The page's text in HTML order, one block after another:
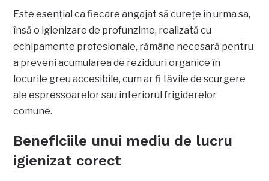
Este esențial ca fiecare angajat să curețe în urma sa,
însă o igienizare de profunzime, realizată cu
echipamente profesionale, rămâne necesară pentru
a preveni acumularea de reziduuri organice în
locurile greu accesibile, cum ar fi tăvile de scurgere
ale espressoarelor sau interiorul frigiderelor
comune.
Beneficiile unui mediu de lucru
igienizat corect